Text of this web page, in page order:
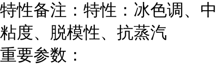
特性备注：特性：冰色调、中
粘度、脱模性、抗蒸汽
重要参数：